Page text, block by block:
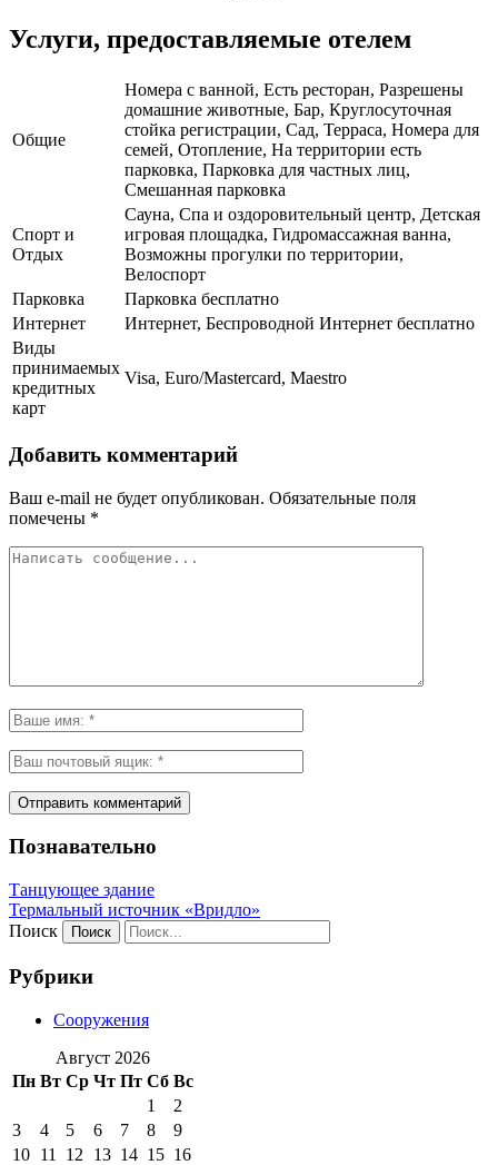
Услуги, предоставляемые отелем
Общие
Номера с ванной, Есть ресторан, Разрешены
домашние животные, Бар, Круглосуточная
стойка регистрации, Сад, Терраса, Номера для
семей, Отопление, На территории есть
парковка, Парковка для частных лиц,
Смешанная парковка
Спорт и
Отдых
Сауна, Спа и оздоровительный центр, Детская
игровая площадка, Гидромассажная ванна,
Возможны прогулки по территории,
Велоспорт
Парковка
Парковка бесплатно
Интернет
Интернет, Беспроводной Интернет бесплатно
Виды
принимаемых
кредитных
карт
Visa, Euro/Mastercard, Maestro
Добавить комментарий
Ваш e-mail не будет опубликован. Обязательные поля
помечены *
Познавательно
Танцующее здание
Термальный источник «Вридло»
Поиск
Рубрики
Сооружения
Август 2026
Пн Вт Ср Чт Пт Сб Вс
1
2
3
4 5 6 7 8
9
10 11 12 13 14 15 16